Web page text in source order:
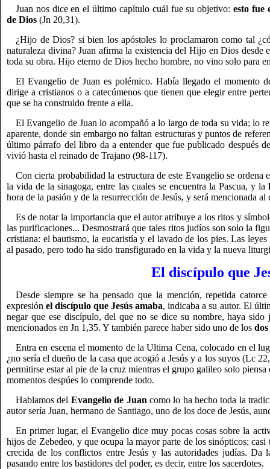
Juan nos dice en el último capítulo cuál fue su objetivo: esto fue
de Dios (Jn 20,31).
¿Hijo de Dios? si bien los apóstoles lo proclamaron como tal
naturaleza divina? Juan afirma la existencia del Hijo en Dios
toda su obra. Hijo eterno de Dios hecho hombre, no vino solo para
El Evangelio de Juan es polémico. Había llegado el momento
dirige a cristianos o a catecúmenos que tienen que elegir entre
que se ha construido frente a ella.
El Evangelio de Juan lo acompañó a lo largo de toda su vida; lo
aparente, donde sin embargo no faltan estructuras y puntos de
último párrafo del libro da a entender que fue publicado después
vivió hasta el reinado de Trajano (98-117).
Con cierta probabilidad la estructura de este Evangelio se
la vida de la sinagoga, entre las cuales se encuentra la Pascua, y la
hora de la pasión y de la resurrección de Jesús, y será mencionada
Es de notar la importancia que el autor atribuye a los ritos y
las purificaciones... Desmostrará que tales ritos judíos son solo la
cristiana: el bautismo, la eucaristía y el lavado de los pies. Las
al pasado, pero todo ha sido transfigurado en la vida y la nueva
El discípulo que
Desde siempre se ha pensado que la mención, repetida
expresiónel discípulo que Jesús amaba, indicaba a su autor. El
negar que ese discípulo, del que no se dice su nombre, haya
mencionados en Jn 1,35. Y también parece haber sido uno de los
Entra en escena el momento de la Ultima Cena, colocado en el
¿no sería el dueño de la casa que acogió a Jesús y a los suyos (Lc
permitirse estar al pie de la cruz mientras el grupo galileo solo
momentos despúes lo comprende todo.
Hablamos del Evangelio de Juan como lo ha hecho toda la
autor sería Juan, hermano de Santiago, uno de los doce de Jesús,
En primer lugar, el Evangelio dice muy pocas cosas sobre la
hijos de Zebedeo, y que ocupa la mayor parte de los sinópticos;
crecida de los conflictos entre Jesús y las autoridades judías.
pasando entre los bastidores del poder, es decir, entre los sacerdotes.